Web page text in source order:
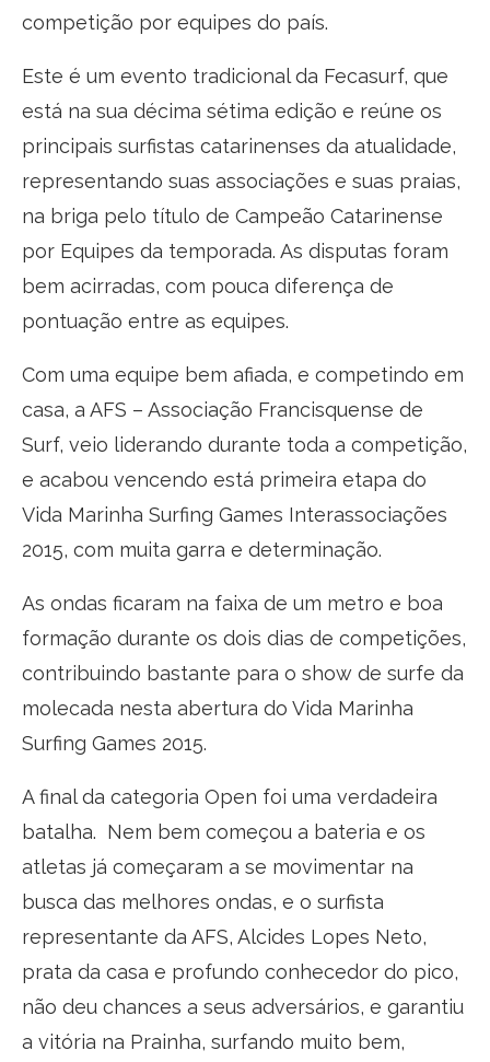
competição por equipes do país.
Este é um evento tradicional da Fecasurf, que
está na sua décima sétima edição e reúne os
principais surfistas catarinenses da atualidade,
representando suas associações e suas praias,
na briga pelo título de Campeão Catarinense
por Equipes da temporada. As disputas foram
bem acirradas, com pouca diferença de
pontuação entre as equipes.
Com uma equipe bem afiada, e competindo em
casa, a AFS – Associação Francisquense de
Surf, veio liderando durante toda a competição,
e acabou vencendo está primeira etapa do
Vida Marinha Surfing Games Interassociações
2015, com muita garra e determinação.
As ondas ficaram na faixa de um metro e boa
formação durante os dois dias de competições,
contribuindo bastante para o show de surfe da
molecada nesta abertura do Vida Marinha
Surfing Games 2015.
A final da categoria Open foi uma verdadeira
batalha. Nem bem começou a bateria e os
atletas já começaram a se movimentar na
busca das melhores ondas, e o surfista
representante da AFS, Alcides Lopes Neto,
prata da casa e profundo conhecedor do pico,
não deu chances a seus adversários, e garantiu
a vitória na Prainha, surfando muito bem,